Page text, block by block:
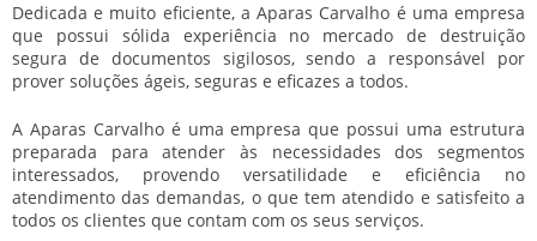
Dedicada e muito eficiente, a Aparas Carvalho é uma empresa
que possui sólida experiência no mercado de destruição
segura de documentos sigilosos, sendo a responsável por
prover soluções ágeis, seguras e eficazes a todos.
A Aparas Carvalho é uma empresa que possui uma estrutura
preparada para atender às necessidades dos segmentos
interessados, provendo versatilidade e eficiência no
atendimento das demandas, o que tem atendido e satisfeito a
todos os clientes que contam com os seus serviços.